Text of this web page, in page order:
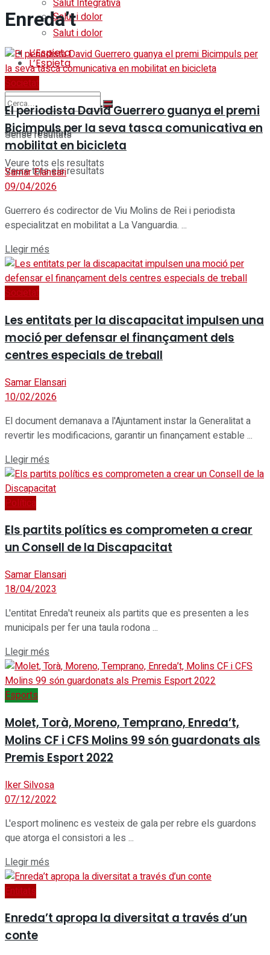
Salut i dolor
L’Espieta
Sense resultats
Veure tots els resultats
Salut Integrativa
Salut i dolor
L’Espieta
Sense resultats
Veure tots els resultats
Enreda’t
Societat
El periodista David Guerrero guanya el premi
Bicimpuls per la seva tasca comunicativa en
mobilitat en bicicleta
Samar Elansari
09/04/2026
Guerrero és codirector de Viu Molins de Rei i periodista
especialitzat en mobilitat a La Vanguardia. ...
Llegir més
Societat
Les entitats per la discapacitat impulsen una
moció per defensar el finançament dels
centres especials de treball
Samar Elansari
10/02/2026
El document demanava a l'Ajuntament instar la Generalitat a
revertir les modificacions, garantir un finançament estable ...
Llegir més
Política
Els partits polítics es comprometen a crear
un Consell de la Discapacitat
Samar Elansari
18/04/2023
L'entitat Enreda't reuneix als partits que es presenten a les
municipals per fer una taula rodona ...
Llegir més
Esports
Molet, Torà, Moreno, Temprano, Enreda’t,
Molins CF i CFS Molins 99 són guardonats als
Premis Esport 2022
Iker Silvosa
07/12/2022
L'esport molinenc es vesteix de gala per rebre els guardons
que atorga el consistori a les ...
Llegir més
Entitats
Enreda’t apropa la diversitat a través d’un
conte